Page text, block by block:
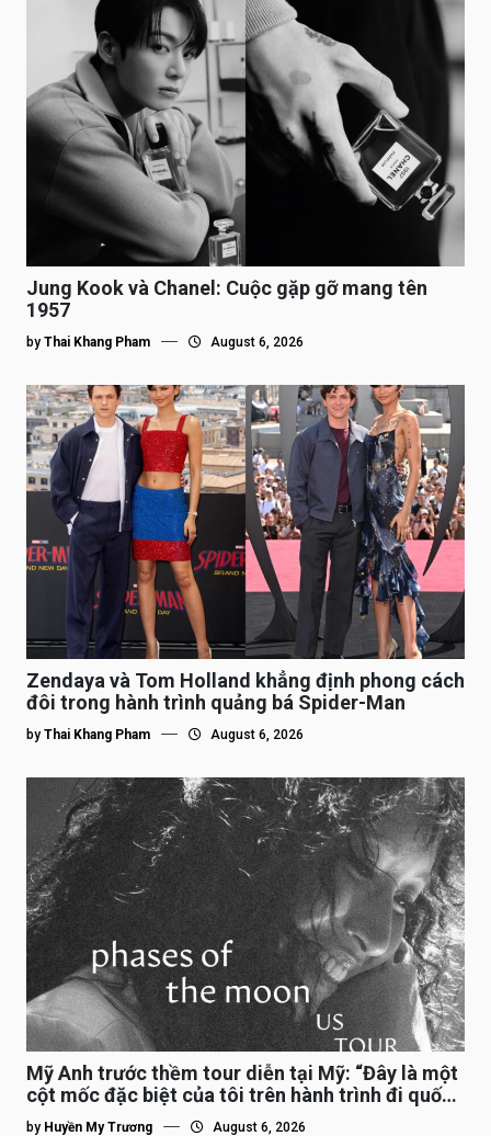
Jung Kook và Chanel: Cuộc gặp gỡ mang tên
1957
by Thai Khang Pham August 6, 2026
Zendaya và Tom Holland khẳng định phong cách
đôi trong hành trình quảng bá Spider-Man
by Thai Khang Pham August 6, 2026
Mỹ Anh trước thềm tour diễn tại Mỹ: “Đây là một
cột mốc đặc biệt của tôi trên hành trình đi quốc
tế”
by Huyền My Trương August 6, 2026